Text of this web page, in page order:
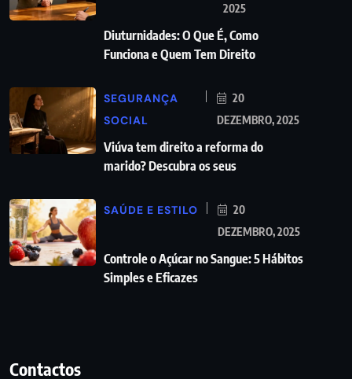
2025
Diuturnidades: O Que É, Como
Funciona e Quem Tem Direito
SEGURANÇA
SOCIAL
20
DEZEMBRO, 2025
Viúva tem direito a reforma do
marido? Descubra os seus
SAÚDE E ESTILO
20
DEZEMBRO, 2025
Controle o Açúcar no Sangue: 5 Hábitos
Simples e Eficazes
Contactos